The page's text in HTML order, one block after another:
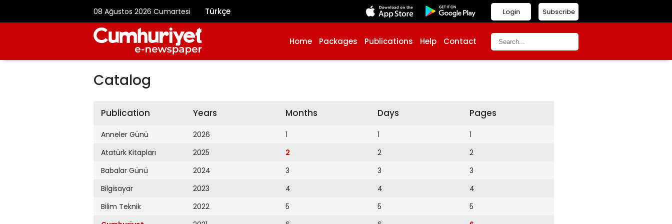
08 Ağustos 2026 Cumartesi Türkçe Subscribe
Login
Home Packages Publications Help Contact
Catalog
Publication
Anneler Günü
Atatürk Kitapları
Babalar Günü
Bilgisayar
Bilim Teknik
Years
2026
2025
2024
2023
2022
Months
1
2
3
4
5
Days
1
2
3
4
5
Pages
1
2
3
4
5